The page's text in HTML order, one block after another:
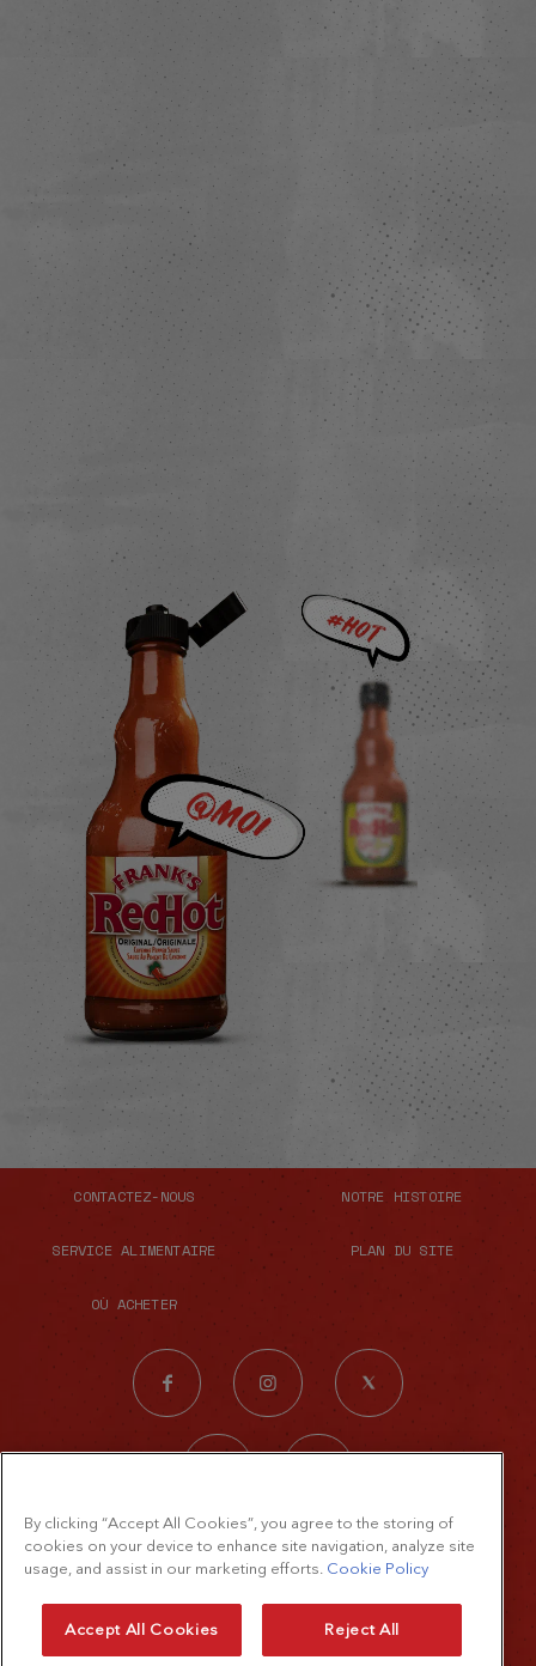
CONTACTEZ-NOUS NOTRE HISTOIRE
SERVICE ALIMENTAIRE PLAN DU SITE
OÙ ACHETER
© 2026 The French's Food Company LLC.
Tous droits réservés
By clicking “Accept All Cookies”, you agree to the storing of
cookies on your device to enhance site navigation, analyze site
usage, and assist in our marketing efforts. Cookie Policy
Accept All Cookies Reject All